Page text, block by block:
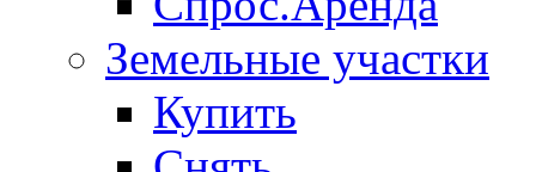
Земельные участки
Купить